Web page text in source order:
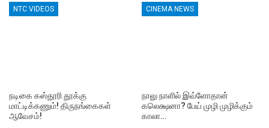
NTC VIDEOS
நடிகை கஸ்தூரி தூக்கு
மாட்டிக்கணும்! திருநங்கைகள்
ஆவேசம்!
CINEMA NEWS
நாலு நாளில் இவ்ளோதான்
கலெக்ஷனா? பேய் முழி முழிக்கும்
காலா…